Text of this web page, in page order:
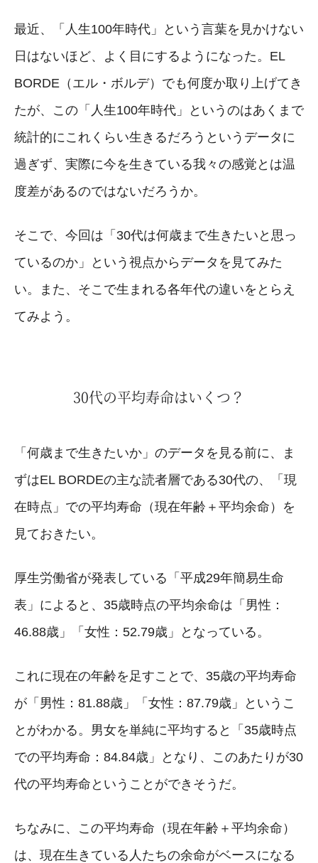
最近、「人生100年時代」という言葉を見かけない
日はないほど、よく目にするようになった。EL
BORDE（エル・ボルデ）でも何度か取り上げてき
たが、この「人生100年時代」というのはあくまで
統計的にこれくらい生きるだろうというデータに
過ぎず、実際に今を生きている我々の感覚とは温
度差があるのではないだろうか。
そこで、今回は「30代は何歳まで生きたいと思っ
ているのか」という視点からデータを見てみた
い。また、そこで生まれる各年代の違いをとらえ
てみよう。
30代の平均寿命はいくつ？
「何歳まで生きたいか」のデータを見る前に、ま
ずはEL BORDEの主な読者層である30代の、「現
在時点」での平均寿命（現在年齢＋平均余命）を
見ておきたい。
厚生労働省が発表している「平成29年簡易生命
表」によると、35歳時点の平均余命は「男性：
46.88歳」「女性：52.79歳」となっている。
これに現在の年齢を足すことで、35歳の平均寿命
が「男性：81.88歳」「女性：87.79歳」というこ
とがわかる。男女を単純に平均すると「35歳時点
での平均寿命：84.84歳」となり、このあたりが30
代の平均寿命ということができそうだ。
ちなみに、この平均寿命（現在年齢＋平均余命）
は、現在生きている人たちの余命がベースになる